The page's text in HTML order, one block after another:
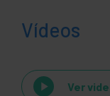
Vídeos
Ver